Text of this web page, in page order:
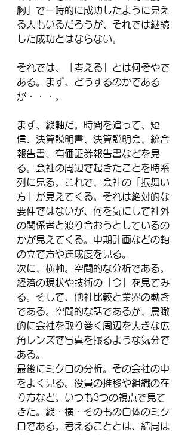
胸」で一時的に成功したように見え
る人もいるだろうが、それでは継続
した成功とはならない。
それでは、「考える」とは何ぞやで
ある。まず、どうするのかである
が・・・。
まず、縦軸だ。時間を追って、短
信、決算説明書、決算説明会、統合
報告書、有価証券報告書などを見
る。会社の周辺で起きたことを時系
列に見る。これで、会社の「振舞い
方」が見えてくる。それは絶対的な
要件ではないが、何を気にして社外
の関係者と渡り合おうとしているの
かが見えてくる。中期計画などの軸
の立て方や達成度を見る。
次に、横軸。空間的な分析である。
経済の現状や技術の「今」を見てみ
る。そして、他社比較と業界の動き
である。空間的な話であるが、鳥瞰
的に会社を取り巻く周辺を大きな広
角レンズで写真を撮るような気分で
ある。
最後にミクロの分析。その会社の中
をよく見る。役員の推移や組織の在
り方など。いつも3つの視点で見て
きた。縦・横・そのもの自体のミク
ロである。考えることとは、結局は